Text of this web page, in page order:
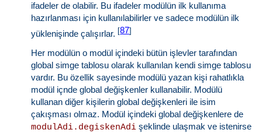
ifadeler de olabilir. Bu ifadeler modülün ilk kullanıma
hazırlanması için kullanılabilirler ve sadece modülün ilk
yüklenişinde çalışırlar.
[87
Her modülün o modül içindeki bütün işlevler tarafından
global simge tablosu olarak kullanılan kendi simge tablosu
vardır. Bu özellik sayesinde modülü yazan kişi rahatlıkla
modül içnde global değişkenler kullanabilir. Modülü
kullanan diğer kişilerin global değişkenleri ile isim
çakışması olmaz. Modül içindeki global değişkenlere de
modulAdi.degiskenAdi şeklinde ulaşmak ve istenirse